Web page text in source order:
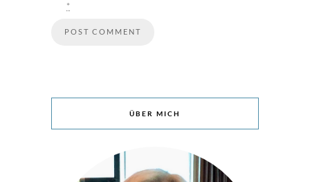
*
ÜBER MICH